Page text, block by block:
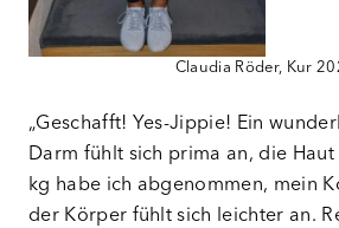
Claudia Röder, Kur
„Geschafft! Yes-Jippie! Ein
Darm fühlt sich prima an, die
kg habe ich abgenommen, mein
der Körper fühlt sich leichter an.